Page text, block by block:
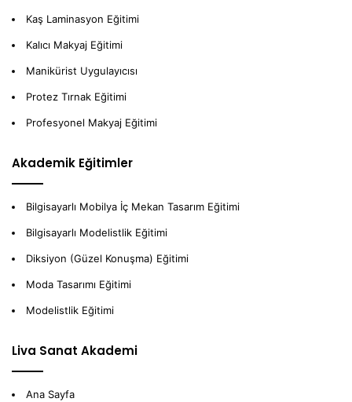
Kaş Laminasyon Eğitimi
Kalıcı Makyaj Eğitimi
Manikürist Uygulayıcısı
Protez Tırnak Eğitimi
Profesyonel Makyaj Eğitimi
Akademik Eğitimler
Bilgisayarlı Mobilya İç Mekan Tasarım Eğitimi
Bilgisayarlı Modelistlik Eğitimi
Diksiyon (Güzel Konuşma) Eğitimi
Moda Tasarımı Eğitimi
Modelistlik Eğitimi
Liva Sanat Akademi
Ana Sayfa